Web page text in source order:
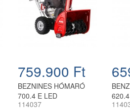
759.900 Ft
BEZNINES HÓMARÓ
700.4 E LED
114037